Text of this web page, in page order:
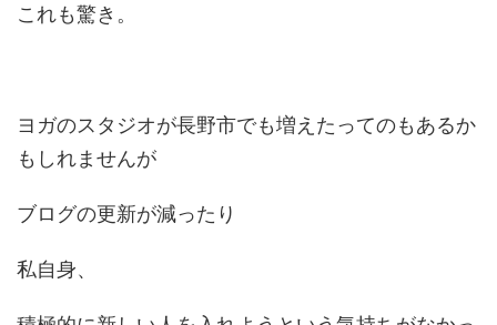
これも驚き。
ヨガのスタジオが長野市でも増えたってのもあるか
もしれませんが
ブログの更新が減ったり
私自身、